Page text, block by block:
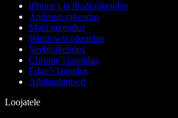
iPhone’i ja iPadi rakendus
Androidi rakendus
Maci rakendus
Windowsi rakendus
Veebirakendus
Chrome’i laiendus
Edge’i laiendus
Allalaadimised
Loojatele